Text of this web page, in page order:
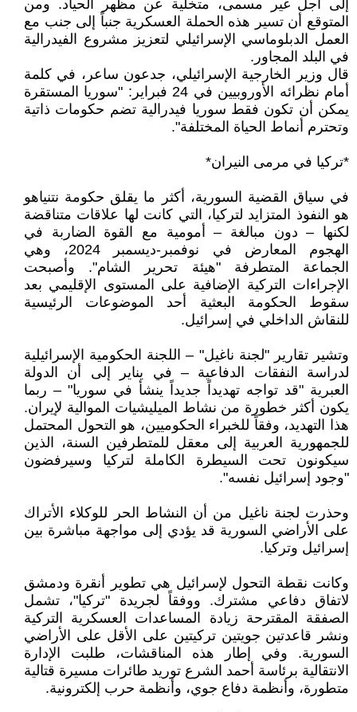
إلى أجل غير مسمى، متخلية عن مظهر الحياد. ومن
المتوقع أن تسير هذه الحملة العسكرية جنباً إلى جنب مع
العمل الدبلوماسي الإسرائيلي لتعزيز مشروع الفيدرالية
في البلد المجاور.
قال وزير الخارجية الإسرائيلي، جدعون ساعر، في كلمة
أمام نظرائه الأوروبيين في 24 فبراير: "سوريا المستقرة
يمكن أن تكون فقط سوريا فيدرالية تضم حكومات ذاتية
وتحترم أنماط الحياة المختلفة".
*تركيا في مرمى النيران*
في سياق القضية السورية، أكثر ما يقلق حكومة نتنياهو
هو النفوذ المتزايد لتركيا، التي كانت لها علاقات متناقضة
لكنها – دون مبالغة – أمومية مع القوة الضاربة في
الهجوم المعارض في نوفمبر-ديسمبر 2024، وهي
الجماعة المتطرفة "هيئة تحرير الشام". وأصبحت
الإجراءات التركية الإضافية على المستوى الإقليمي بعد
سقوط الحكومة البعثية أحد الموضوعات الرئيسية
للنقاش الداخلي في إسرائيل.
وتشير تقارير "لجنة ناغيل" – اللجنة الحكومية الإسرائيلية
لدراسة النفقات الدفاعية – في يناير إلى أن الدولة
العبرية "قد تواجه تهديداً جديداً ينشأ في سوريا" – ربما
يكون أكثر خطورة من نشاط الميليشيات الموالية لإيران.
هذا التهديد، وفقاً للخبراء الحكوميين، هو التحول المحتمل
للجمهورية العربية إلى معقل للمتطرفين السنة، الذين
سيكونون تحت السيطرة الكاملة لتركيا وسيرفضون
"وجود إسرائيل نفسه".
وحذرت لجنة ناغيل من أن النشاط الحر للوكلاء الأتراك
على الأراضي السورية قد يؤدي إلى مواجهة مباشرة بين
إسرائيل وتركيا.
وكانت نقطة التحول لإسرائيل هي تطوير أنقرة ودمشق
لاتفاق دفاعي مشترك. ووفقاً لجريدة "تركيا"، تشمل
الصفقة المقترحة زيادة المساعدات العسكرية التركية
ونشر قاعدتين جويتين تركيتين على الأقل على الأراضي
السورية. وفي إطار هذه المناقشات، طلبت الإدارة
الانتقالية برئاسة أحمد الشرع توريد طائرات مسيرة قتالية
متطورة، وأنظمة دفاع جوي، وأنظمة حرب إلكترونية.